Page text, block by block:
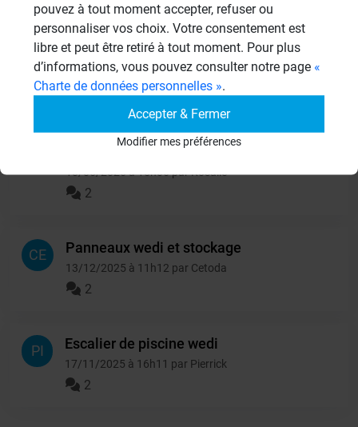
CL
panneaux sous receveur de
douche
13/06/2026 à 15h06 par clbouch
2
isolation d'un garde-
10/06/2026 à 15h06 par Rosalie
2
CE Panneaux wedi et stockage
13/12/2025 à 11h12 par Cetoda
2
PI Escalier de piscine wedi
17/11/2025 à 16h11 par Pierrick
2
pouvez à tout moment accepter, refuser ou
personnaliser vos choix. Votre consentement est
libre et peut être retiré à tout moment. Pour plus
d’informations, vous pouvez consulter notre page «
Charte de données personnelles ».
Accepter & Fermer
Modifier mes préférences